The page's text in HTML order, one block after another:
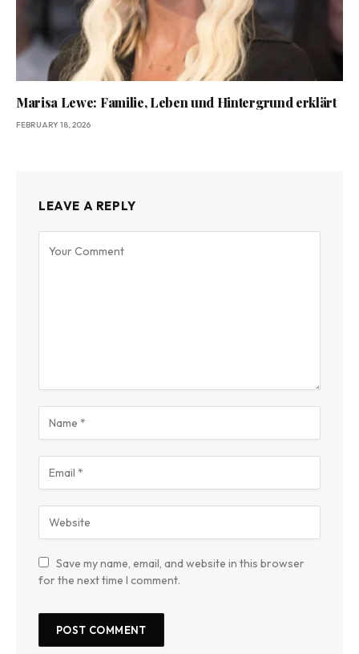
Marisa Lewe: Familie, Leben und Hintergrund erklärt
FEBRUARY 18, 2026
LEAVE A REPLY
Save my name, email, and website in this browser
for the next time I comment.